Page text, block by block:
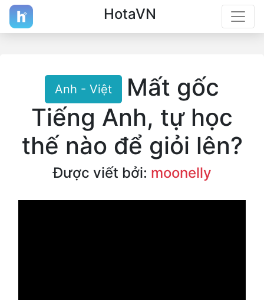
HotaVN
Anh - Việt
Mất gốc
Tiếng Anh, tự học
thế nào để giỏi lên?
Được viết bởi: moonelly